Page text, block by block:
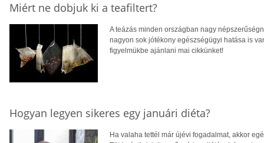
Miért ne dobjuk ki a teafiltert?
A teázás minden országban nagy
nagyon sok jótékony egészségügyi hatása is
figyelmükbe ajánlani mai cikkünket!
Hogyan legyen sikeres egy januári diéta?
Ha valaha tettél már újévi fogadalmat, akkor